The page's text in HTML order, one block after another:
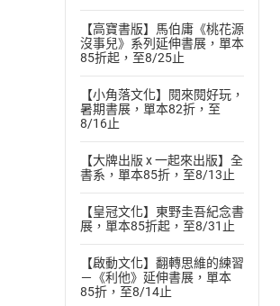
【高寶書版】馬伯庸《桃花源
沒事兒》系列延伸書展，單本
85折起，至8/25止
【小角落文化】閱來閱好玩，
暑期書展，單本82折，至
8/16止
【大牌出版 x 一起來出版】全
書系，單本85折，至8/13止
【皇冠文化】東野圭吾紀念書
展，單本85折起，至8/31止
【啟動文化】翻轉思維的練習
－《利他》延伸書展，單本
85折，至8/14止